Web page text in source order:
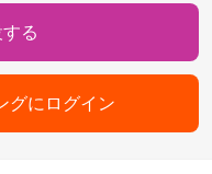
る
グにログイン